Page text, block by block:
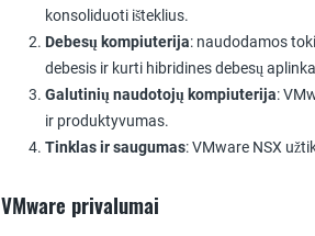
konsoliduoti išteklius.
Debesų kompiuterija: naudodamos
debesis ir kurti hibridines debesų
Galutinių naudotojų kompiuterija:
ir produktyvumas.
Tinklas ir saugumas: VMware NSX
VMware privalumai